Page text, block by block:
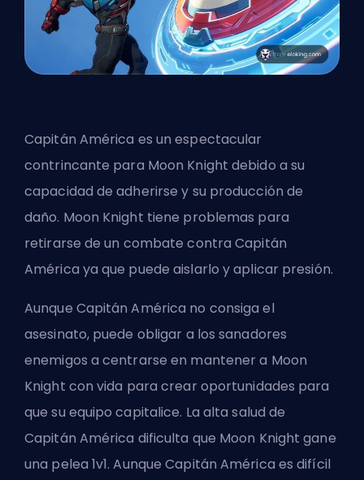
Capitán América es un espectacular
contrincante para Moon Knight debido a su
capacidad de adherirse y su producción de
daño. Moon Knight tiene problemas para
retirarse de un combate contra Capitán
América ya que puede aislarlo y aplicar presión.
Aunque Capitán América no consiga el
asesinato, puede obligar a los sanadores
enemigos a centrarse en mantener a Moon
Knight con vida para crear oportunidades para
que su equipo capitalice. La alta salud de
Capitán América dificulta que Moon Knight gane
una pelea 1v1. Aunque Capitán América es difícil